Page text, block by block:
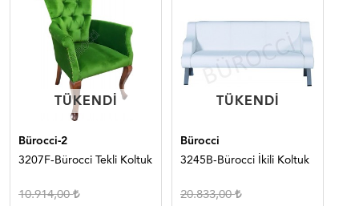
TÜKENDI
TÜKENDI
Bürocci-2
3207F-Bürocci Tekli Koltuk
10.914,00
TÜKENDI
TÜKENDI
Bürocci
3245B-Bürocci İkili Koltuk
20.833,00